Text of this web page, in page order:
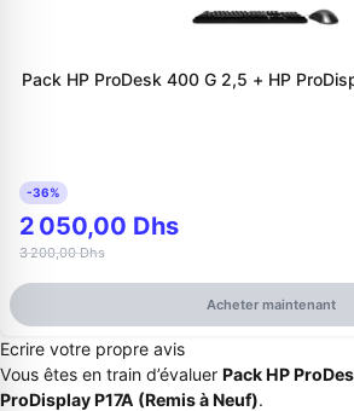
Pack HP ProDesk 400 G 2,5 + HP
-36%
2 050,00 Dhs
3 200,00 Dhs
Acheter maintenant
Ecrire votre propre avis
Vous êtes en train d’évaluer Pack HP
ProDisplay P17A (Remis à Neuf).